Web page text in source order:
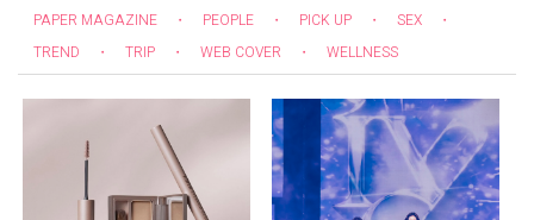
PAPER MAGAZINE
・ PEOPLE ・ PICK UP ・ SEX
・
TREND
・ TRIP ・ WEB COVER ・ WELLNESS